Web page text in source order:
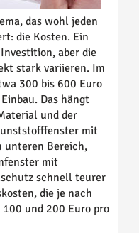
das wohl jeden
die Kosten. Ein
aber die
stark variieren. Im
300 bis 600 Euro
Das hängt
und der
mit
unteren Bereich,
mit
schnell teurer
die je nach
und 200 Euro pro